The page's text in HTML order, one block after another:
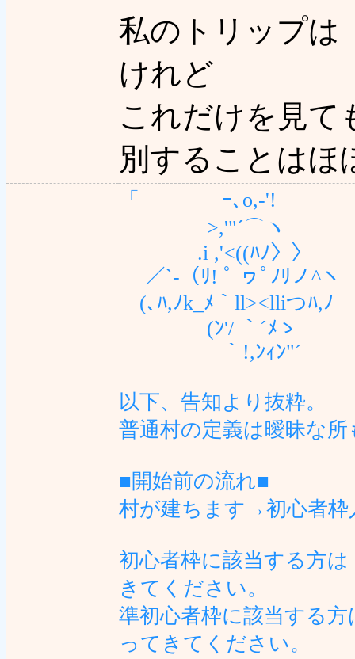
私のトリップは
けれど
これだけを見て
別することはほ
「 ｰ､o,-'!
>,'"´⌒ヽ
.i ,'<((ﾊﾉ〉〉 ｵ
／`-（ﾘ! ﾟ ヮﾟﾉﾘノ^ヽ
(､ﾊ,ﾉk_ﾒ｀ll><lliつﾊ,ﾉ
(ﾝ'/ ｀´ﾒゝ
｀!,ﾝｨﾝ"´
以下、告知より抜粋。
普通村の定義は曖昧な
■開始前の流れ■
村が建ちます→初心者
初心者枠に該当する方
きてください。
準初心者枠に該当する
ってきてください。